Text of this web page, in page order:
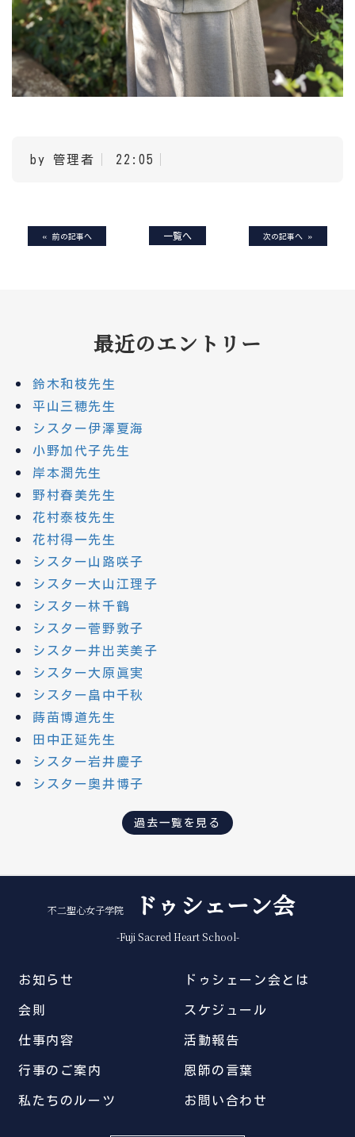
by 管理者 22:05
«前の記事へ 一覧へ 次の記事へ »
最近のエントリー
鈴木和枝先生
平山三穂先生
シスター伊澤夏海
小野加代子先生
岸本潤先生
野村春美先生
花村泰枝先生
花村得一先生
シスター山路咲子
シスター大山江理子
シスター林千鶴
シスター菅野敦子
シスター井出芙美子
シスター大原眞実
シスター畠中千秋
蒔苗博道先生
田中正延先生
シスター岩井慶子
シスター奥井博子
過去一覧を見る
不二聖心女子学院 ドゥシェーン会
-Fuji Sacred Heart School-
お知らせ ドゥシェーン会とは
会則 スケジュール
仕事内容 活動報告
行事のご案内 恩師の言葉
私たちのルーツ お問い合わせ